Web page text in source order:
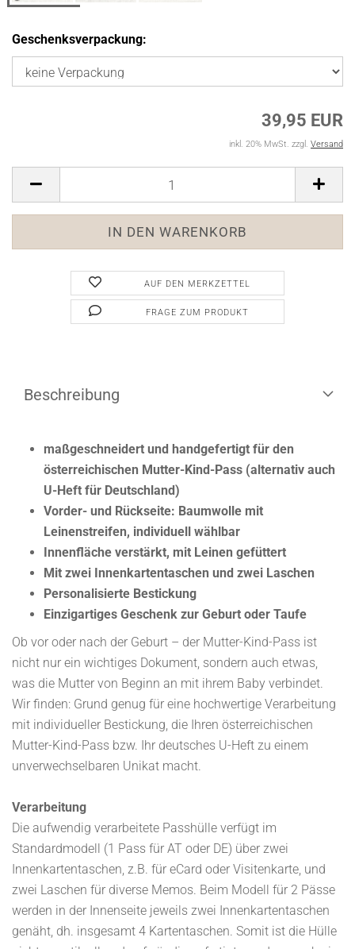
Geschenksverpackung:
39,95 EUR
inkl. 20% MwSt. zzgl. Versand
AUF DEN MERKZETTEL
FRAGE ZUM PRODUKT
Beschreibung
maßgeschneidert und handgefertigt für den
österreichischen Mutter-Kind-Pass (alternativ auch
U-Heft für Deutschland)
​Vorder- und Rückseite: Baumwolle mit
Leinenstreifen, individuell wählbar
Innenfläche verstärkt, mit Leinen gefüttert
Mit zwei Innenkartentaschen und zwei Laschen
Personalisierte Bestickung
Einzigartiges Geschenk zur Geburt oder Taufe
Ob vor oder nach der Geburt – der Mutter-Kind-Pass ist
nicht nur ein wichtiges Dokument, sondern auch etwas,
was die Mutter von Beginn an mit ihrem Baby verbindet.
Wir finden: Grund genug für eine hochwertige Verarbeitung
mit individueller Bestickung, die Ihren österreichischen
Mutter-Kind-Pass bzw. Ihr deutsches U-Heft zu einem
unverwechselbaren Unikat macht.
Verarbeitung
Die aufwendig verarbeitete Passhülle verfügt im
Standardmodell (1 Pass für AT oder DE) über zwei
Innenkartentaschen, z.B. für eCard oder Visitenkarte, und
zwei Laschen für diverse Memos. Beim Modell für 2 Pässe
werden in der Innenseite jeweils zwei Innenkartentaschen
genäht, dh. insgesamt 4 Kartentaschen. Somit ist die Hülle